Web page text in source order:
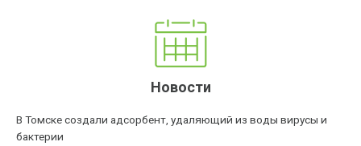
Новости
В Томске создали адсорбент, удаляющий из воды вирусы и
бактерии